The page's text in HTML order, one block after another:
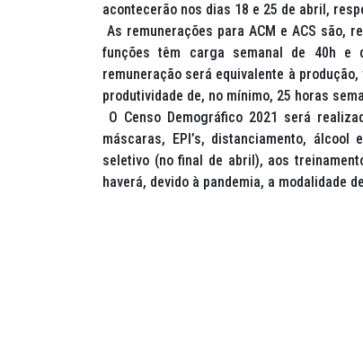
acontecerão nos dias 18 e 25 de abril,
As remunerações para ACM e ACS são,
funções têm carga semanal de 40h e
remuneração será equivalente à
produtividade de, no mínimo, 25 horas
O Censo Demográfico 2021 será
máscaras, EPI’s, distanciamento,
seletivo (no final de abril), aos
haverá, devido à pandemia, a modalidade